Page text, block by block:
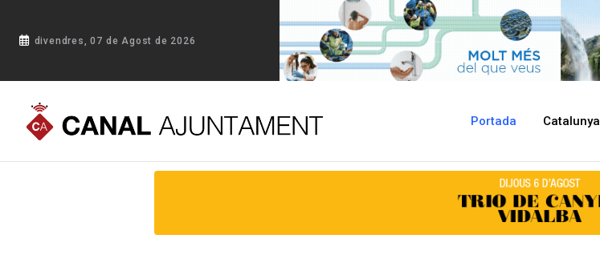
divendres, 07 de Agost de 2026
Portada Catalunya
Portada Blog L’Ajuntament de Puigcerdà presenta el calendari d’esdeveniments esportius pel 2025